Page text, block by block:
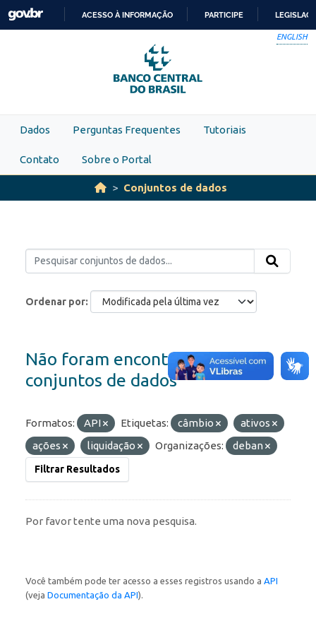
Skip to main content
PARA
O
CONTEÚDO
ACESSO À INFORMAÇÃO PARTICIPE
ENGLISH
Dados Perguntas Frequentes Tutoriais
Contato Sobre o Portal
Conjuntos de dados
Ordenar por
Não foram encontrados
conjuntos de dados
Formatos: API Etiquetas: câmbio
ativos
ações
liquidação Organizações: deban
Filtrar Resultados
Por favor tente uma nova pesquisa.
Você também pode ter acesso a esses registros usando a API
(veja Documentação da API).